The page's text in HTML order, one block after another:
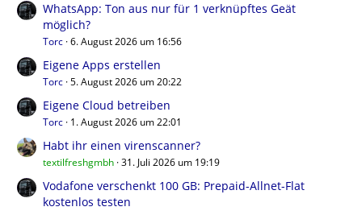
WhatsApp: Ton aus nur für 1 verknüpftes Geät
möglich?
Torc 6. August 2026 um 16:56
Eigene Apps erstellen
Torc 5. August 2026 um 20:22
Eigene Cloud betreiben
Torc 1. August 2026 um 22:01
Habt ihr einen virenscanner?
textilfreshgmbh 31. Juli 2026 um 19:19
Vodafone verschenkt 100 GB: Prepaid-Allnet-Flat
kostenlos testen